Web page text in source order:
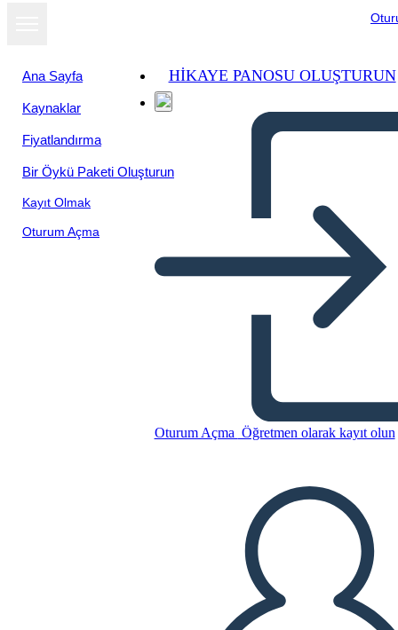
Ana Sayfa
Kaynaklar
Fiyatlandırma
Bir Öykü Paketi Oluşturun
Kayıt Olmak
Oturum Açma
HIKAYE PANOSU OLUŞTURUN
Oturum Açma Öğretmen olarak kayıt olun
della seconda guerra
Bu Öykü Panosunu kopyala
BİR HİKAYE PANOSU OLUŞTUR
Slayt gösterisi
olarak
görüntüle